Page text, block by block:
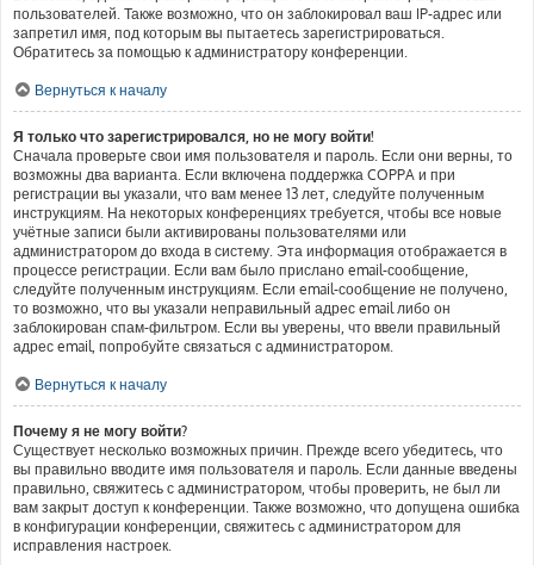
пользователей. Также возможно, что он заблокировал ваш IP-адрес или
запретил имя, под которым вы пытаетесь зарегистрироваться.
Обратитесь за помощью к администратору конференции.
Вернуться к началу
Я только что зарегистрировался, но не могу войти!
Сначала проверьте свои имя пользователя и пароль. Если они верны, то
возможны два варианта. Если включена поддержка COPPA и при
регистрации вы указали, что вам менее 13 лет, следуйте полученным
инструкциям. На некоторых конференциях требуется, чтобы все новые
учётные записи были активированы пользователями или
администратором до входа в систему. Эта информация отображается в
процессе регистрации. Если вам было прислано email-сообщение,
следуйте полученным инструкциям. Если email-сообщение не получено,
то возможно, что вы указали неправильный адрес email либо он
заблокирован спам-фильтром. Если вы уверены, что ввели правильный
адрес email, попробуйте связаться с администратором.
Вернуться к началу
Почему я не могу войти?
Существует несколько возможных причин. Прежде всего убедитесь, что
вы правильно вводите имя пользователя и пароль. Если данные введены
правильно, свяжитесь с администратором, чтобы проверить, не был ли
вам закрыт доступ к конференции. Также возможно, что допущена ошибка
в конфигурации конференции, свяжитесь с администратором для
исправления настроек.